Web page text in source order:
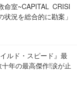
命室~CAPITAL CRISI
状況を総合的に勘案」
ルド・スピード』最
年の最高傑作!涙が止